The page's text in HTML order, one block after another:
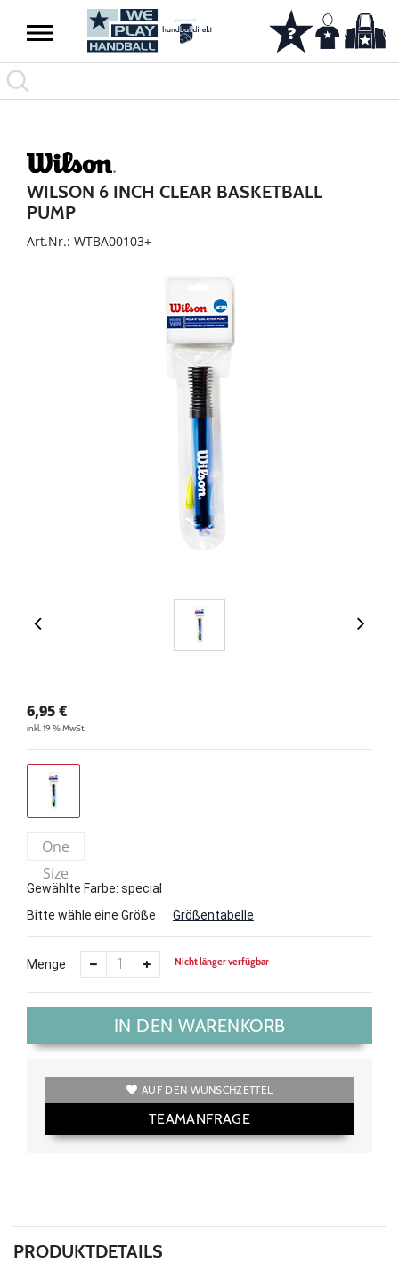
WILSON 6 INCH CLEAR BASKETBALL
PUMP
Art.Nr.: WTBA00103+
6,95€
inkl. 19 % MwSt.
One
Size
Gewählte Farbe: special
Bitte wähle eine Größe
Größentabelle
Menge Nicht länger verfügbar
IN DEN WARENKORB
AUF DEN WUNSCHZETTEL
TEAMANFRAGE
PRODUKTDETAILS